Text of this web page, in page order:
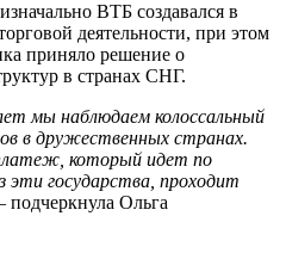
ВТБ создавался в
деятельности, при этом
приняло решение о
в странах СНГ.
мы наблюдаем колоссальный
в дружественных странах.
который идет по
эти государства, проходит
подчеркнула Ольга